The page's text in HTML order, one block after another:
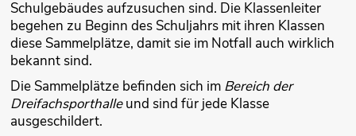
Schulgebäudes aufzusuchen sind. Die Klassenleiter
begehen zu Beginn des Schuljahrs mit ihren Klassen
diese Sammelplätze, damit sie im Notfall auch wirklich
bekannt sind.
Die Sammelplätze befinden sich im Bereich der
Dreifachsporthalleund sind für jede Klasse
ausgeschildert.